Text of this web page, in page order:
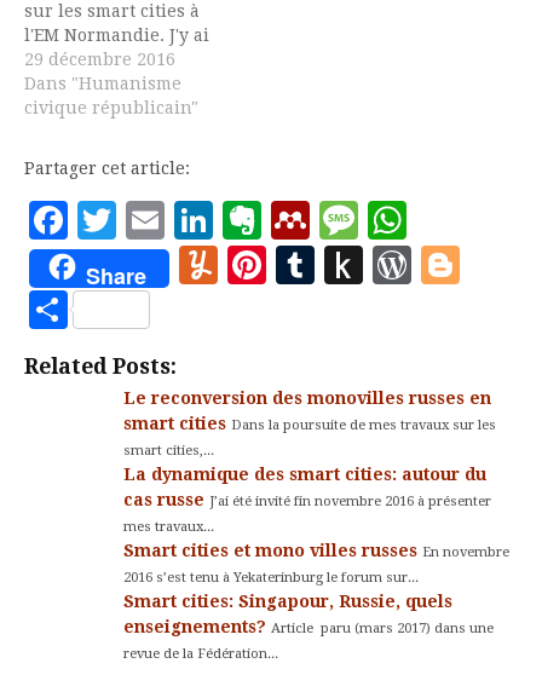
sur les smart cities à
l'EM Normandie. J'y ai
repris la présentation
faite pour mon
intervention au forum
russes à Yekaterinbourg
en octobre 2016. Cet
exposé très complet (Il
est rare d'avoir une
tribune d'une telle…
29 décembre 2016
Dans "Humanisme
civique républicain"
Partager cet article:
Facebook
Twitter
EmailLinkedIn
Evernote
Mendeley
Message
Share Yummly
Pinterest
Tumblr
Push
Partager
Related Posts:
Le reconversion des monovilles russes en
smart cities Dans la poursuite de mes travaux sur les
smart cities,...
La dynamique des smart cities: autour du
cas russe J’ai été invité fin novembre 2016 à présenter
mes travaux...
Smart cities et mono villes russes En novembre
2016 s’est tenu à Yekaterinburg le forum sur...
Smart cities: Singapour, Russie, quels
enseignements? Article paru (mars 2017) dans une
revue de la Fédération...